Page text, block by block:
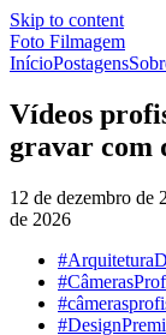
Skip to content
Foto Filmagem
InícioPostagens
Vídeos
gravar com
12 de dezembro de
de 2026